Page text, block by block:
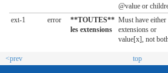
@value or
ext-1
error
**TOUTES**
les extensions
Must have either
extensions or
value[x], not
<prev top